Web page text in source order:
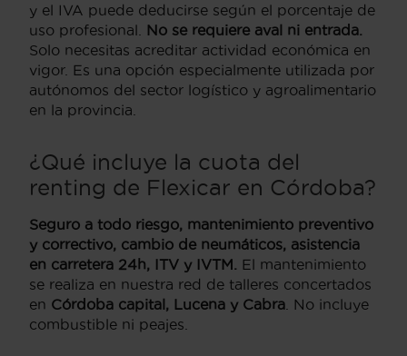
y el IVA puede deducirse según el porcentaje de
uso profesional. No se requiere aval ni entrada.
Solo necesitas acreditar actividad económica en
vigor. Es una opción especialmente utilizada por
autónomos del sector logístico y agroalimentario
en la provincia.
¿Qué incluye la cuota del
renting de Flexicar en Córdoba?
Seguro a todo riesgo, mantenimiento preventivo
y correctivo, cambio de neumáticos, asistencia
en carretera 24h, ITV y IVTM. El mantenimiento
se realiza en nuestra red de talleres concertados
en Córdoba capital, Lucena y Cabra . No incluye
combustible ni peajes.